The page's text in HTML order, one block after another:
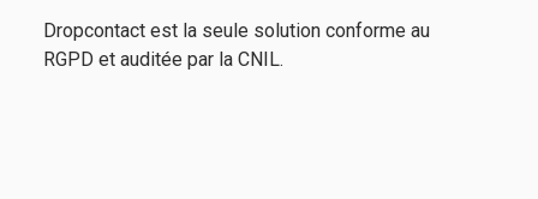
Dropcontact est la seule solution conforme au
RGPD et auditée par la CNIL.